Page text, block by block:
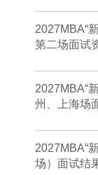
2027MBA“
第二场面试
2027MBA“
州、上海场
2027MBA“
场）面试结